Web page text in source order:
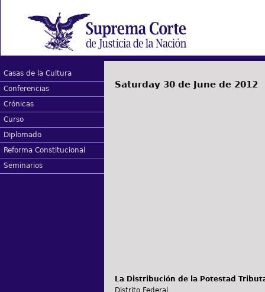
Casas de la Cultura
Conferencias
Crónicas
Curso
Diplomado
Reforma Constitucional
Seminarios
Saturday 30 de June de 2012
La Distribución de la Potestad